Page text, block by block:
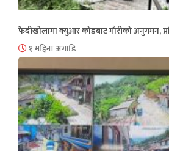
फेदीखोलामा क्युआर कोडबाट मौरीको अनुगमन,
१ महिना अगाडि